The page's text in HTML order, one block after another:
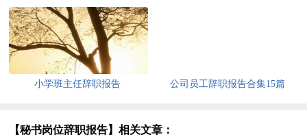
小学班主任辞职报告 公司员工辞职报告合集15篇
【秘书岗位辞职报告】相关文章：